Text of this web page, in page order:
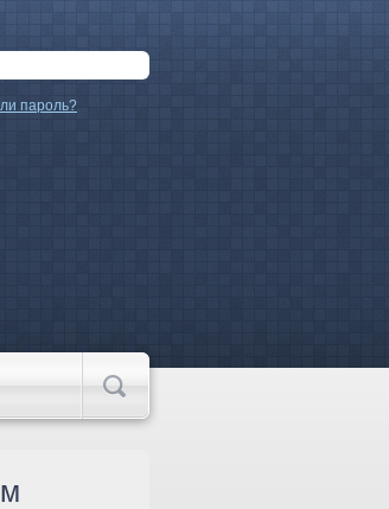
пароль?